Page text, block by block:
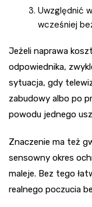
Uwzględnić
wcześniej
Jeżeli naprawa
odpowiednika,
sytuacja, gdy
zabudowy albo po
powodu jednego
Znaczenie ma też
sensowny okres
maleje. Bez tego
realnego poczucia